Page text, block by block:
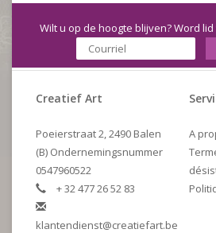
Wilt u op de hoogte blijven? Word
Creatief Art
Poeierstraat 2, 2490 Balen
(B) Ondernemingsnummer
0547960522
+ 32 477 26 52 83
klantendienst@creatiefart.be
A